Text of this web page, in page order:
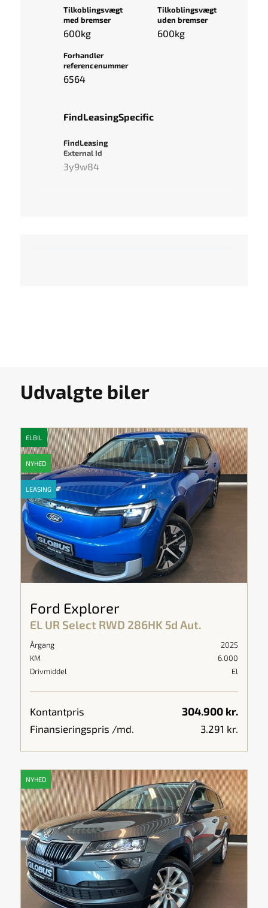
Tilkoblingsvægt
med bremser
600kg
Tilkoblingsvægt
uden bremser
600kg
Forhandler
referencenummer
6564
FindLeasingSpecific
FindLeasing
External Id
3y9w84
Udvalgte biler
ELBIL
NYHED
LEASING
Ford Explorer
EL UR Select RWD 286HK 5d Aut.
304.900 kr.
Kontantpris
3.291 kr.
Finansieringspris /md.
2025
Årgang
6.000
KM
El
Drivmiddel
NYHED